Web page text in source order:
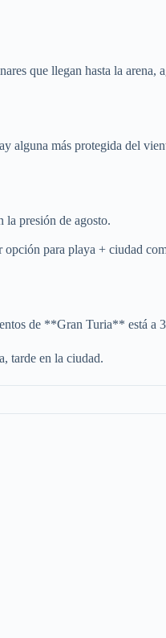
que llegan hasta la arena,
alguna más protegida del
presión de agosto.
para playa + ciudad
de **Gran Turia** está a
tarde en la ciudad.